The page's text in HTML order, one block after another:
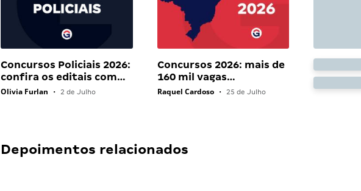
Concursos Policiais 2026:
confira os editais com…
Olivia Furlan • 2 de Julho
Concursos 2026: mais de
160 mil vagas…
Raquel Cardoso • 25 de Julho
Depoimentos relacionados